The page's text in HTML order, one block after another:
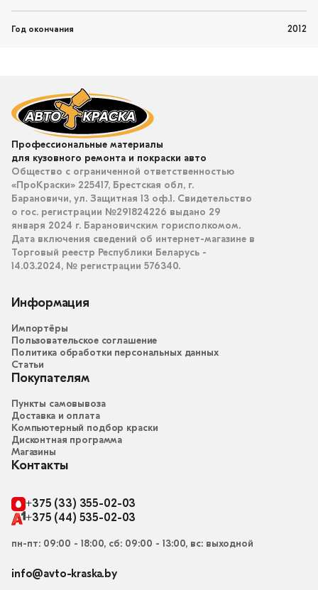
Год окончания 2012
Профессиональные материалы
для кузовного ремонта и покраски авто
Общество с ограниченной ответственностью
«ПроКраски» 225417, Брестская обл, г.
Барановичи, ул. Защитная 13 оф.1. Свидетельство
о гос. регистрации №291824226 выдано 29
января 2024 г. Барановичским горисполкомом.
Дата включения сведений об интернет-магазине в
Торговый реестр Республики Беларусь -
14.03.2024, № регистрации 576340.
Информация
Импортёры
Пользовательское соглашение
Политика обработки персональных данных
Статьи
Покупателям
Пункты самовывоза
Доставка и оплата
Компьютерный подбор краски
Дисконтная программа
Магазины
Контакты
+375 (33) 355-02-03
+375 (44) 535-02-03
пн-пт: 09:00 - 18:00, сб: 09:00 - 13:00, вс: выходной
info@avto-kraska.by